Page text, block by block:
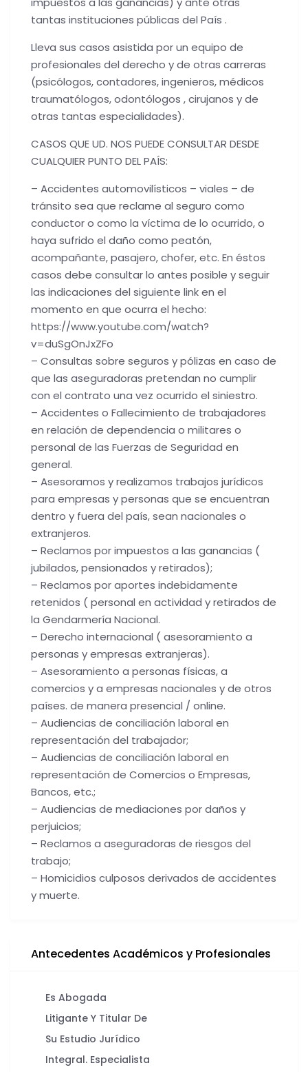
tantas instituciones públicas del País .
Lleva sus casos asistida por un equipo de
profesionales del derecho y de otras carreras
(psicólogos, contadores, ingenieros, médicos
traumatólogos, odontólogos , cirujanos y de
otras tantas especialidades).
CASOS QUE UD. NOS PUEDE CONSULTAR DESDE
CUALQUIER PUNTO DEL PAÍS:
– Accidentes automovilísticos – viales – de
tránsito sea que reclame al seguro como
conductor o como la víctima de lo ocurrido, o
haya sufrido el daño como peatón,
acompañante, pasajero, chofer, etc. En éstos
casos debe consultar lo antes posible y seguir
las indicaciones del siguiente link en el
momento en que ocurra el hecho:
https://www.youtube.com/watch?
v=duSgOnJxZFo
– Consultas sobre seguros y pólizas en caso de
que las aseguradoras pretendan no cumplir
con el contrato una vez ocurrido el siniestro.
– Accidentes o Fallecimiento de trabajadores
en relación de dependencia o militares o
personal de las Fuerzas de Seguridad en
general.
– Asesoramos y realizamos trabajos jurídicos
para empresas y personas que se encuentran
dentro y fuera del país, sean nacionales o
extranjeros.
– Reclamos por impuestos a las ganancias (
jubilados, pensionados y retirados);
– Reclamos por aportes indebidamente
retenidos ( personal en actividad y retirados de
la Gendarmería Nacional.
– Derecho internacional ( asesoramiento a
personas y empresas extranjeras).
– Asesoramiento a personas físicas, a
comercios y a empresas nacionales y de otros
países. de manera presencial / online.
– Audiencias de conciliación laboral en
representación del trabajador;
– Audiencias de conciliación laboral en
representación de Comercios o Empresas,
Bancos, etc.;
– Audiencias de mediaciones por daños y
perjuicios;
– Reclamos a aseguradoras de riesgos del
trabajo;
– Homicidios culposos derivados de accidentes
y muerte.
Antecedentes Académicos y Profesionales
Es Abogada
Litigante Y Titular De
Su Estudio Jurídico
Integral. Especialista